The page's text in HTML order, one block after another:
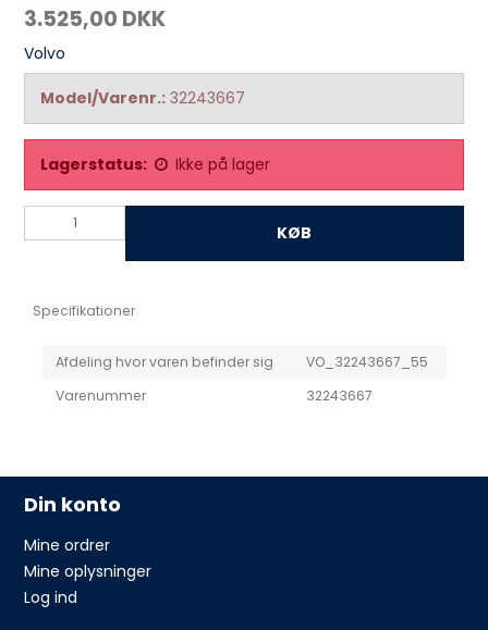
3.525,00 DKK
Volvo
Model/Varenr.: 32243667
Lagerstatus: Ikke på lager
KØB
Specifikationer
Afdeling hvor varen befinder sig
VO_32243667_55
Varenummer
32243667
Din konto
Mine ordrer
Mine oplysninger
Log ind